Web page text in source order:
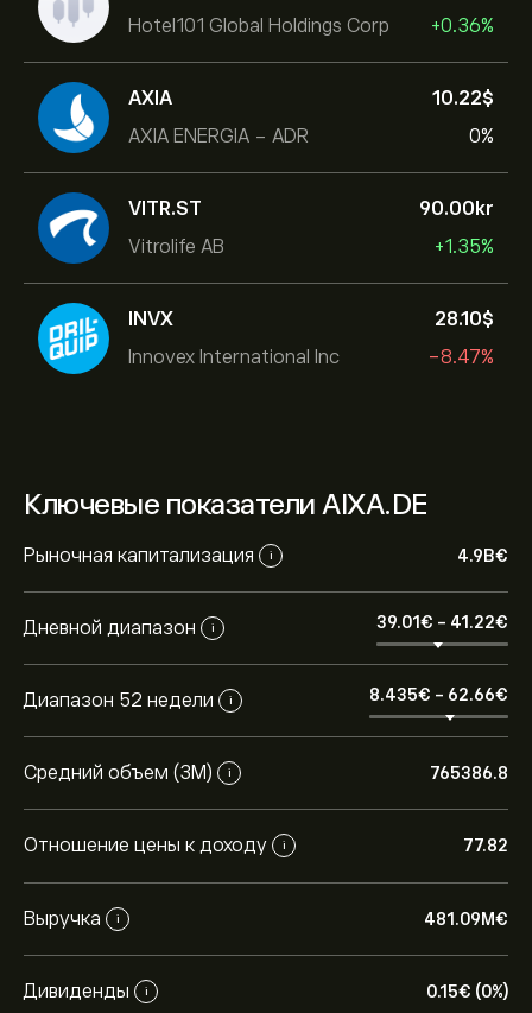
Hotel101 Global Holdings Corp
+0.36%
AXIA
AXIA ENERGIA - ADR
10.22‎$‎
0%
VITR.ST
Vitrolife AB
90.00‎kr‎
+1.35%
INVX
Innovex International Inc
28.10‎$‎
-8.47%
Ключевые показатели AIXA.DE
Рыночная капитализация i 4.9B‎€‎
Дневной диапазон i 39.01‎€‎ - 41.22‎€‎
Диапазон 52 недели i 8.435‎€‎ - 62.66‎€‎
Средний объем (3М) i 765386.8
Отношение цены к доходу i 77.82
Выручка i 481.09M‎€‎
Дивиденды i 0.15‎€‎ (0%)